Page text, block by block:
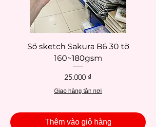
Sổ sketch Sakura B6 30 tờ
160~180gsm
Giá
25.000 ₫
Giao hàng tận nơi
Thêm vào giỏ hàng